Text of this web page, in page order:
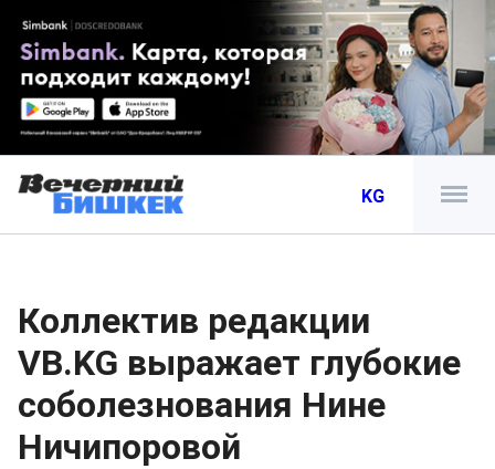
KG
Коллектив редакции
VB.KG выражает глубокие
соболезнования Нине
Ничипоровой